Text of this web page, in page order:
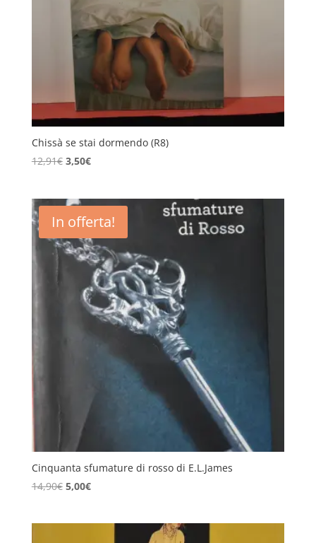
Chissà se stai dormendo (R8)
12,91€ Il
era:
12,91€.
3,50€Il
è:
3,50€.
In offerta!
Cinquanta sfumature di rosso di E.L.James
14,90€ Il
5,00€Il